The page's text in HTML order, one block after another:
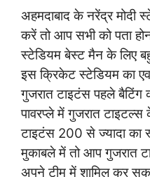
अहमदाबाद के नरेंद्र मोदी
करें तो आप सभी को पता
स्टेडियम बेस्ट मैन के लिए
इस क्रिकेट स्टेडियम का
गुजरात टाइटंस पहले
पावरप्ले में गुजरात टाइटल्स
टाइटंस 200 से ज्यादा
मुकाबले में तो आप गुजरात
अपने टीम में शामिल कर